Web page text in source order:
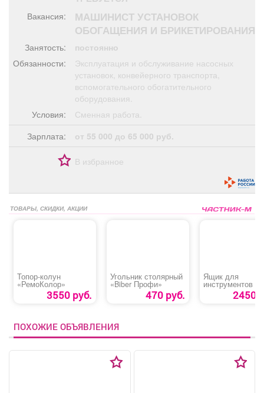
Поздравления Погода
ТВ программа Я - пенсионер
Вакансия:
МАШИНИСТ УСТАНОВОК
ОБОГАЩЕНИЯ И БРИКЕТИРОВАНИЯ
Занятость:
постоянно
Обязанности:
Эксплуатация и обслуживание насосных
установок, конвейерного транспорта,
вспомогательного обогатительного
оборудования.
Условия:
Сменная работа.
Зарплата:
от 55 000 до 65 000 руб.
В избранное
ТОВАРЫ, СКИДКИ, АКЦИИ
Топор-колун
«РемоКолор»
3550 руб.
Угольник столярный
«Biber Профи»
470 руб.
Ящик для
инструментов 22
2450
ПОХОЖИЕ ОБЪЯВЛЕНИЯ